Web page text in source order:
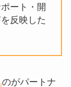
ート・開
反映した
のがパートナ